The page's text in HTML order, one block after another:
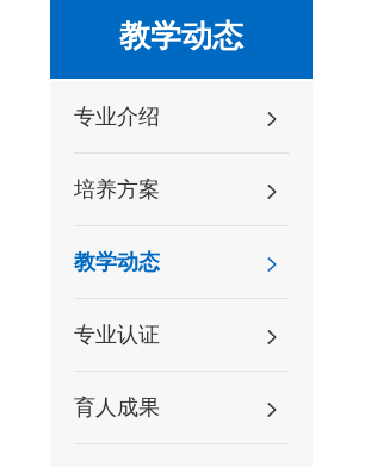
教学动态
专业介绍
培养方案
教学动态
专业认证
育人成果